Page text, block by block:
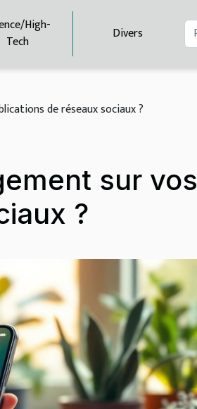
High-
Tech
Divers
de réseaux sociaux ?
sur vos
?